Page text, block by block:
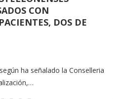
CON
DOS DE
ha señalado la Conselleria